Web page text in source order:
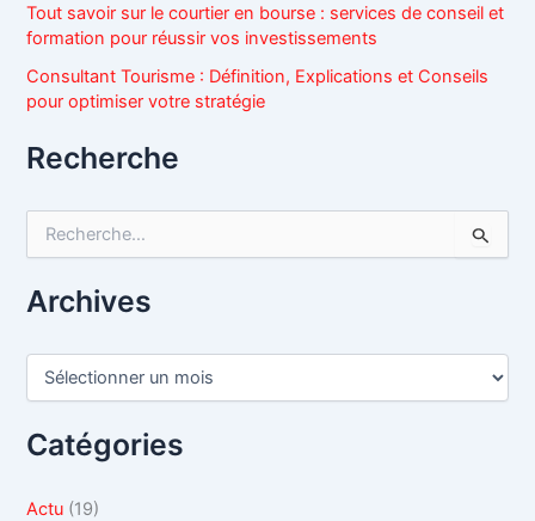
Tout savoir sur le courtier en bourse : services de conseil et
formation pour réussir vos investissements
Consultant Tourisme : Définition, Explications et Conseils
pour optimiser votre stratégie
Recherche
h
e
c
r
Archives
A
h
e
Catégories
Actu (19)